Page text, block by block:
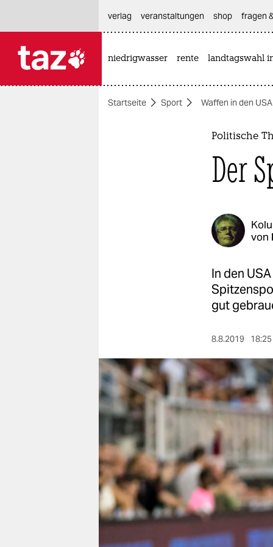
themen
verlag
verlag
veranstaltungen
fragen & hilfe
unterstützen
abo
genossenschaft
verlag
veranstaltungen shop fragen
niedrigwasser rente landtagswahl
Startseite Sport Waffen in den USA
Politische
Der
von
In den
gut
8.8.2019